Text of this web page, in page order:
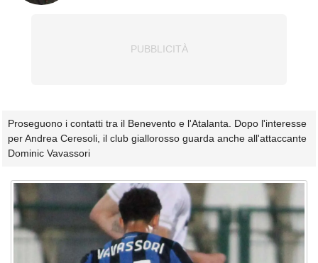
Proseguono i contatti tra il Benevento e l'Atalanta. Dopo l'interesse
per Andrea Ceresoli, il club giallorosso guarda anche all'attaccante
Dominic Vavassori